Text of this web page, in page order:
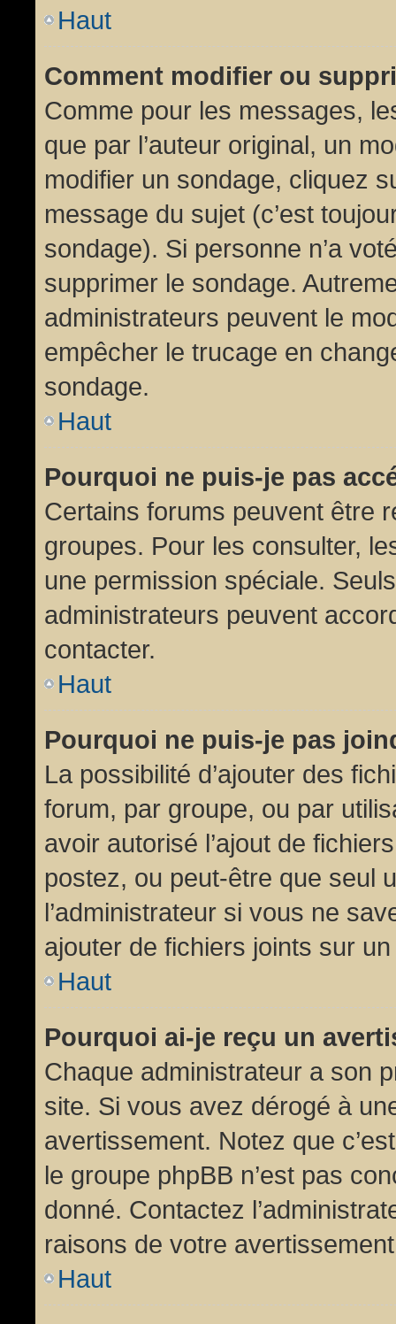
Haut
Comment modifier ou
Comme pour les messages,
que par l’auteur original, un
modifier un sondage, cliquez
message du sujet (c’est
sondage). Si personne n’a
supprimer le sondage.
administrateurs peuvent le
empêcher le trucage en
sondage.
Haut
Pourquoi ne puis-je pas
Certains forums peuvent être
groupes. Pour les consulter,
une permission spéciale.
administrateurs peuvent
contacter.
Haut
Pourquoi ne puis-je pas
La possibilité d’ajouter des
forum, par groupe, ou par
avoir autorisé l’ajout de
postez, ou peut-être que seul
l’administrateur si vous ne
ajouter de fichiers joints sur
Haut
Pourquoi ai-je reçu un
Chaque administrateur a son
site. Si vous avez dérogé à
avertissement. Notez que
le groupe phpBB n’est pas
donné. Contactez
raisons de votre
Haut